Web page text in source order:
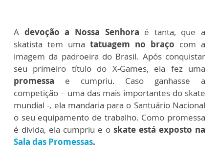
A devoção a Nossa Senhora é tanta, que a
skatista tem uma tatuagem no braço com a
imagem da padroeira do Brasil. Após conquistar
seu primeiro título do X-Games, ela fez uma
promessa e cumpriu. Caso ganhasse a
competição – uma das mais importantes do skate
mundial -, ela mandaria para o Santuário Nacional
o seu equipamento de trabalho. Como promessa
é divida, ela cumpriu e o skate está exposto na
Sala das Promessas.